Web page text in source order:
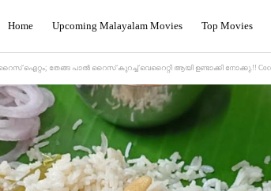
Home Upcoming Malayalam Movies Top Movies
ഐറ്റം; തേങ്ങ പാൽ റൈസ് കുറച്ച് വെറൈറ്റി ആയി ഉണ്ടാക്കി നോക്കു.!!